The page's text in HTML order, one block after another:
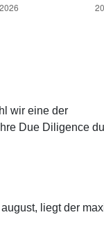
wir eine der
Due Diligence
liegt der